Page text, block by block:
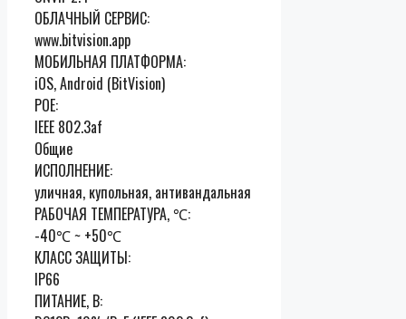
ОБЛАЧНЫЙ СЕРВИС:
www.bitvision.app
МОБИЛЬНАЯ ПЛАТФОРМА:
iOS, Android (BitVision)
POE:
IEEE 802.3af
Общие
ИСПОЛНЕНИЕ:
уличная, купольная, антивандальная
РАБОЧАЯ ТЕМПЕРАТУРА, ℃:
-40℃ ~ +50℃
КЛАСС ЗАЩИТЫ:
IP66
ПИТАНИЕ, В: